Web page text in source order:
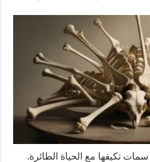
تكيفها مع الحياة الطائرة.